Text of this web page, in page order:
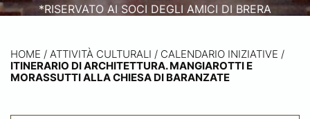
*RISERVATO AI SOCI DEGLI AMICI DI BRERA
HOME / ATTIVITÀ CULTURALI / CALENDARIO INIZIATIVE /
ITINERARIO DI ARCHITETTURA. MANGIAROTTI E
MORASSUTTI ALLA CHIESA DI BARANZATE